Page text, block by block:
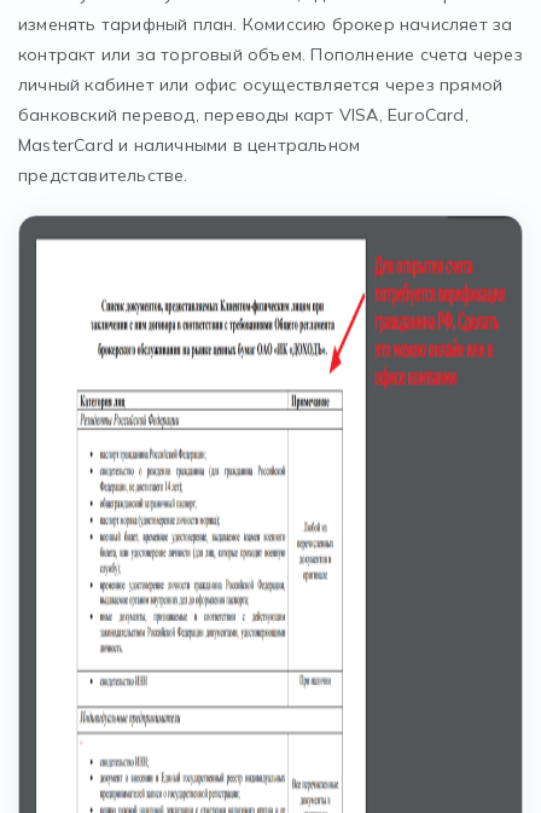
изменять тарифный план. Комиссию брокер начисляет за
контракт или за торговый объем. Пополнение счета через
личный кабинет или офис осуществляется через прямой
банковский перевод, переводы карт VISA, EuroCard,
MasterCard и наличными в центральном
представительстве.